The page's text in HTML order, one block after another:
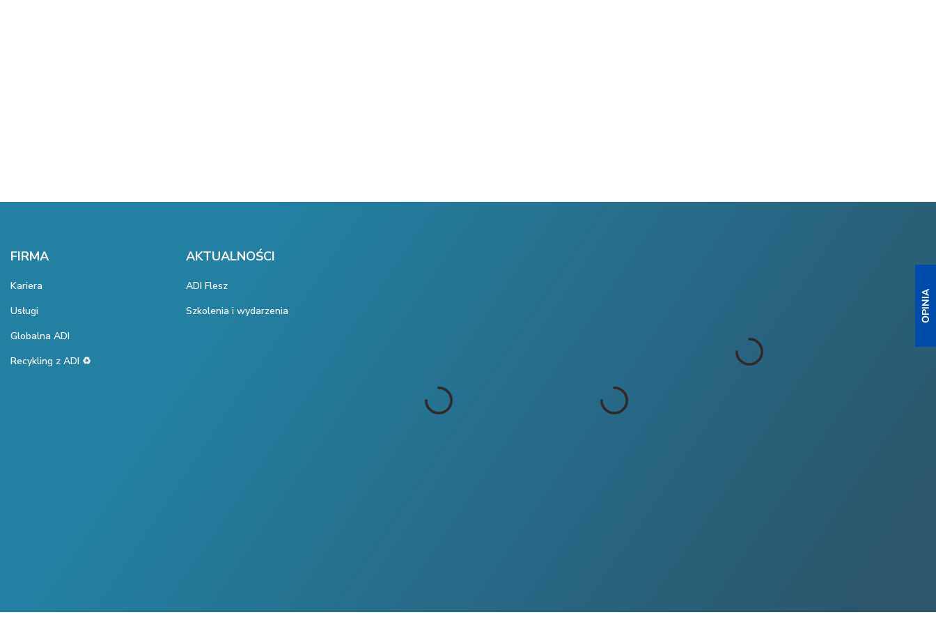
FIRMA
Kariera
Usługi
Globalna ADI
Recykling z ADI ♻️
AKTUALNOŚCI
ADI Flesz
Szkolenia i wydarzenia